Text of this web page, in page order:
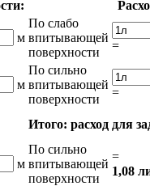
м
По слабо
впитывающей
поверхности
=
м
По сильно
впитывающей
поверхности
=
Итого: расход для
м
По сильно
впитывающей
поверхности
=
1,08